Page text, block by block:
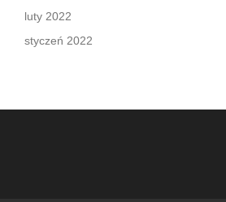
luty 2022
styczeń 2022